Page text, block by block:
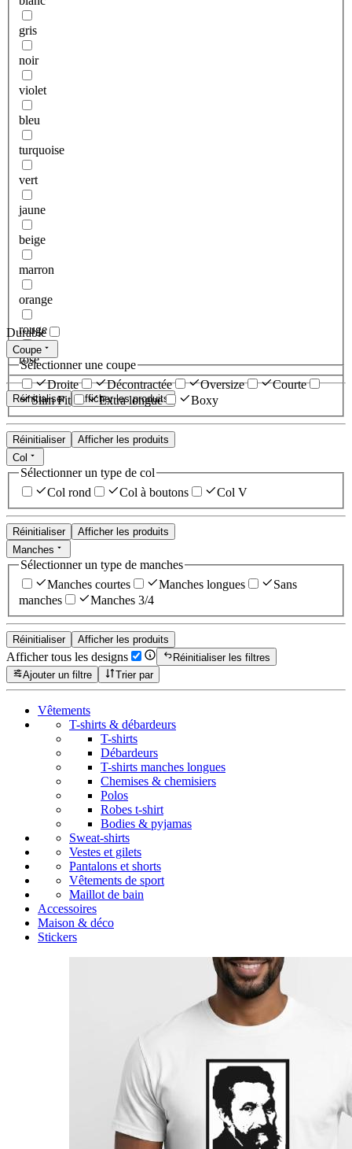
gris
noir
violet
bleu
turquoise
vert
jaune
beige
marron
orange
rouge
rose
Réinitialiser Afficher les produits
Durable
Coupe
Sélectionner une coupe
Droite
Décontractée Oversize
Courte
Slim Fit
Extra longue Boxy
Réinitialiser
Afficher les produits
Col
Sélectionner un type de col
Col rond
Col à boutons Col V
Réinitialiser
Afficher les produits
Manches
Sélectionner un type de manches
Manches courtes
Manches longues
Sans
manches
Manches 3/4
Réinitialiser Afficher les produits
Afficher tous les designs
Réinitialiser les filtres
Ajouter un filtre
Trier par
Vêtements
T-shirts & débardeurs
T-shirts
Débardeurs
T-shirts manches longues
Chemises & chemisiers
Polos
Robes t-shirt
Bodies & pyjamas
Sweat-shirts
Vestes et gilets
Pantalons et shorts
Vêtements de sport
Maillot de bain
Accessoires
Maison & déco
Stickers